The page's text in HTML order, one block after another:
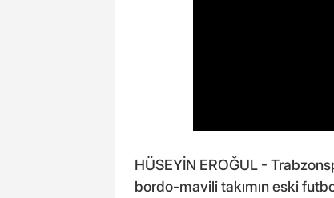
HÜSEYİN EROĞUL -
bordo-mavili takımın eski